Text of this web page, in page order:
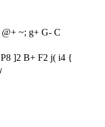
~; g+ G- C
]2 B+ F2 j( i4 {